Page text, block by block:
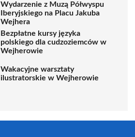
Wydarzenie z Muzą Półwyspu
Iberyjskiego na Placu Jakuba
Wejhera
Bezpłatne kursy języka
polskiego dla cudzoziemców w
Wejherowie
Wakacyjne warsztaty
ilustratorskie w Wejherowie